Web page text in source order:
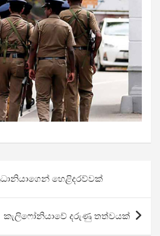
හෙළිදරව්වක්
කැලිෆෝනියාවේ දරුණු තත්වයක්